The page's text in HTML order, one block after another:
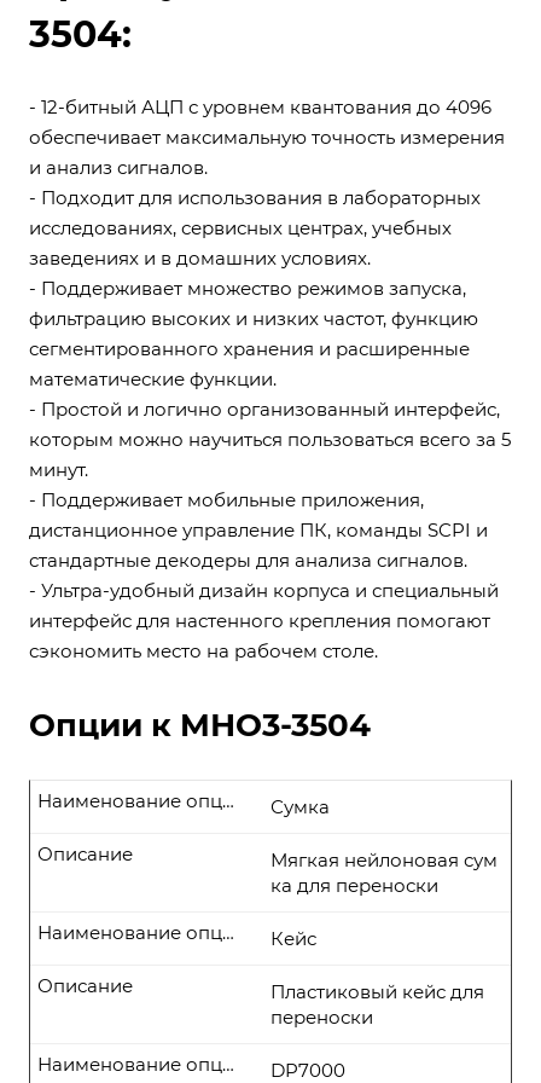
3504:
- 12-битный АЦП с уровнем квантования до 4096
обеспечивает максимальную точность измерения
и анализ сигналов.
- Подходит для использования в лабораторных
исследованиях, сервисных центрах, учебных
заведениях и в домашних условиях.
- Поддерживает множество режимов запуска,
фильтрацию высоких и низких частот, функцию
сегментированного хранения и расширенные
математические функции.
- Простой и логично организованный интерфейс,
которым можно научиться пользоваться всего за 5
минут.
- Поддерживает мобильные приложения,
дистанционное управление ПК, команды SCPI и
стандартныe декодеры для анализа сигналов.
- Ультра-удобный дизайн корпуса и специальный
интерфейс для настенного крепления помогают
сэкономить место на рабочем столе.
Опции к MНO3-3504
Сумка
Наименование опции
Мягкая нейлоновая сум
ка для переноски
Описание
Кейс
Наименование опции
Пластиковый кейс для
переноски
Описание
DP7000
Наименование опции